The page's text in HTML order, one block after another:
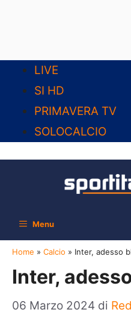
contenuto
LIVE
SI HD
PRIMAVERA TV
SOLOCALCIO
Menu
Home » Calcio » Inter, adesso
Inter,
06 Marzo 2024 di